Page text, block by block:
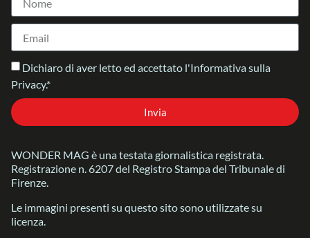
Dichiaro di aver letto ed accettato l'Informativa sulla
Privacy.*
Invia
WONDER MAG è una testata giornalistica registrata.
Registrazione n. 6207 del Registro Stampa del Tribunale di
Firenze.
Le immagini presenti su questo sito sono utilizzate su
licenza.